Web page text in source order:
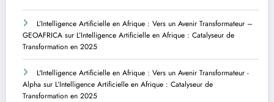
L’Intelligence Artificielle en Afrique : Vers un Avenir Transformateur –
GEOAFRICA sur L’Intelligence Artificielle en Afrique : Catalyseur de
Transformation en 2025
L'Intelligence Artificielle en Afrique : Vers un Avenir Transformateur -
Alpha sur L’Intelligence Artificielle en Afrique : Catalyseur de
Transformation en 2025